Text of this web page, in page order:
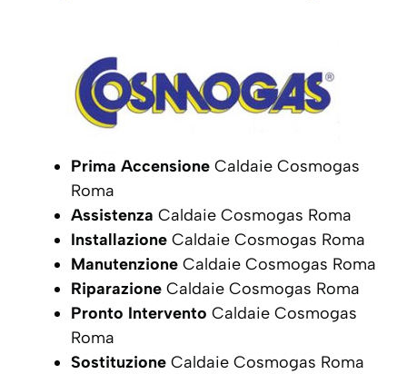
Prima Accensione Caldaie Cosmogas
Roma
Assistenza Caldaie Cosmogas Roma
Installazione Caldaie Cosmogas Roma
Manutenzione Caldaie Cosmogas Roma
Riparazione Caldaie Cosmogas Roma
Pronto Intervento Caldaie Cosmogas
Roma
Sostituzione Caldaie Cosmogas Roma